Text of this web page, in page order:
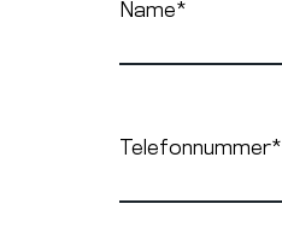
Name*
Telefonnummer*